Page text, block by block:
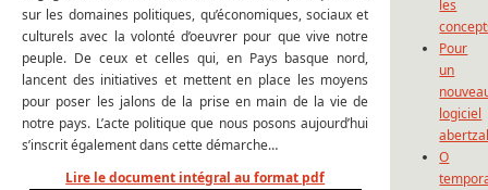
sur les domaines politiques, qu’économiques, sociaux et
culturels avec la volonté d’oeuvrer pour que vive notre
peuple. De ceux et celles qui, en Pays basque nord,
lancent des initiatives et mettent en place les moyens
pour poser les jalons de la prise en main de la vie de
notre pays. L’acte politique que nous posons aujourd’hui
s’inscrit également dans cette démarche…
Lire le document intégral au format pdf
les
Pour
un
logiciel
O